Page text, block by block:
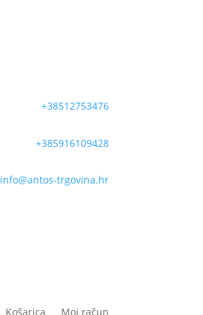
+38512753476
+385916109428
info@antos-trgovina.hr
Košarica Moj račun